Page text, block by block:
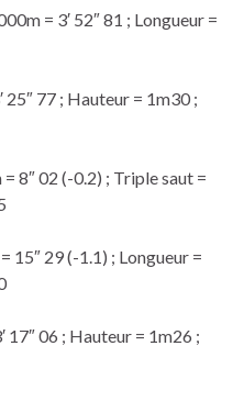
= 3′ 52″ 81 ; Longueur =
25″ 77 ; Hauteur = 1m30 ;
8″ 02 (-0.2) ; Triple saut =
15″ 29 (-1.1) ; Longueur =
17″ 06 ; Hauteur = 1m26 ;